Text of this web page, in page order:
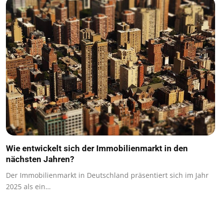
Wie entwickelt sich der Immobilienmarkt in den
nächsten Jahren?
Der Immobilienmarkt in Deutschland präsentiert sich im Jahr
2025 als ein…